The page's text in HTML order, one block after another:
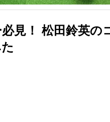
見！ 松田鈴英の